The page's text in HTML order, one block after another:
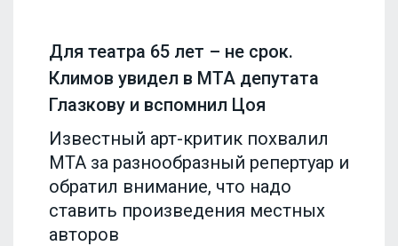
Для театра 65 лет – не срок.
Климов увидел в МТА депутата
Глазкову и вспомнил Цоя
Известный арт-критик похвалил
МТА за разнообразный репертуар и
обратил внимание, что надо
ставить произведения местных
авторов